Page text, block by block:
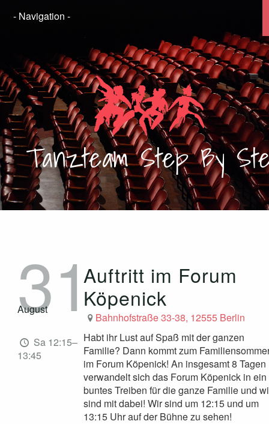
TanzteamStep By
Auftritt im Forum
Köpenick
31
August
Sa 12:15–
13:45
Bahnhofstraße 33-38, 12555 Berlin
Habt ihr Lust auf Spaß mit der ganzen
Familie? Dann kommt zum
im Forum Köpenick! An insgesamt 8 Tagen
verwandelt sich das Forum Köpenick in ein
buntes Treiben für die ganze Familie und
sind mit dabei! Wir sind um 12:15 und um
13:15 Uhr auf der Bühne zu sehen!